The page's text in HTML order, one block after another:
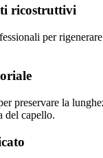
ricostruttivi
per
preservare la
del capello.